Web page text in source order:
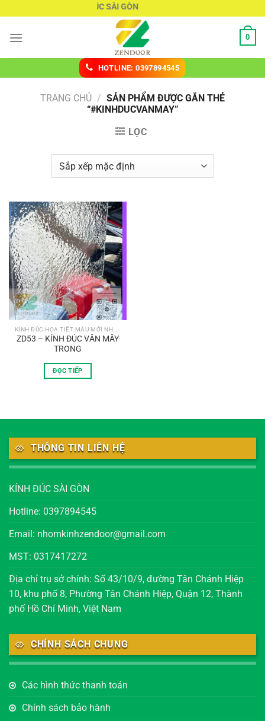
nội
KÍNH ĐÚC SÀI GÒN
0
HOTLINE: 0397894545
TRANG CHỦ / SẢN PHẨM ĐƯỢC GẮN THẺ
“#KINHDUCVANMAY”
LỌC
ZD53 – KÍNH ĐÚC VÂN MÂY
TRONG
ĐỌC TIẾP
THÔNG TIN LIÊN HỆ
KÍNH ĐÚC SÀI GÒN
Hotline: 0397894545
Email: nhomkinhzendoor@gmail.com
MST: 0317417272
Địa chỉ trụ sở chính: Số 43/10/9, đường Tân Chánh Hiệp
10, khu phố 8, Phường Tân Chánh Hiệp, Quận 12, Thành
phố Hồ Chí Minh, Việt Nam
CHÍNH SÁCH CHUNG
Các hình thức thanh toán
Chính sách bảo hành